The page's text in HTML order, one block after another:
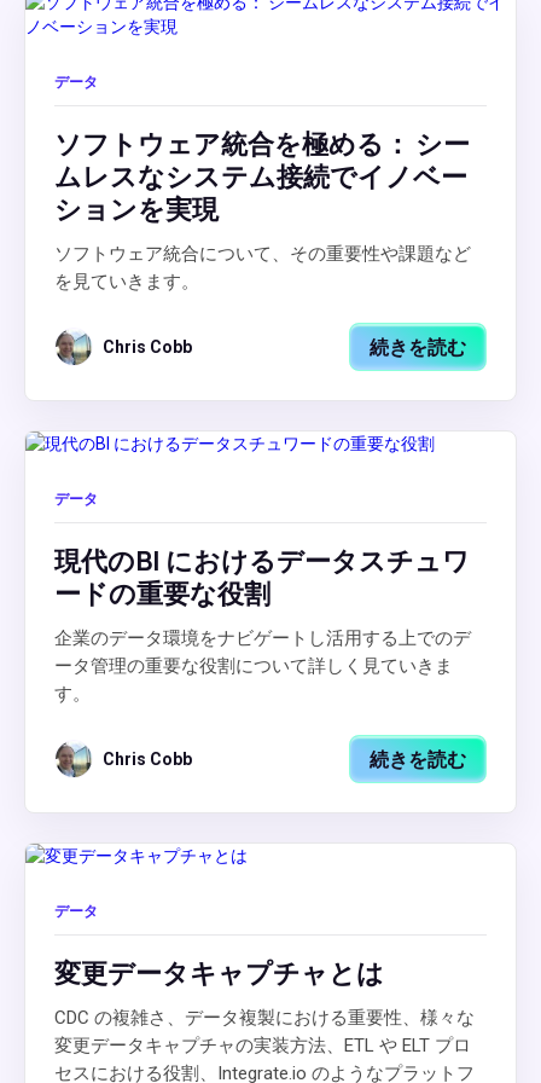
データ
ソフトウェア統合を極める： シー
ムレスなシステム接続でイノベー
ションを実現
ソフトウェア統合について、その重要性や課題など
を見ていきます。
Chris Cobb 続きを読む
データ
現代のBI におけるデータスチュワ
ードの重要な役割
企業のデータ環境をナビゲートし活用する上でのデ
ータ管理の重要な役割について詳しく見ていきま
す。
Chris Cobb 続きを読む
データ
変更データキャプチャとは
CDC の複雑さ、データ複製における重要性、様々な
変更データキャプチャの実装方法、ETL や ELT プロ
セスにおける役割、Integrate.io のようなプラットフ